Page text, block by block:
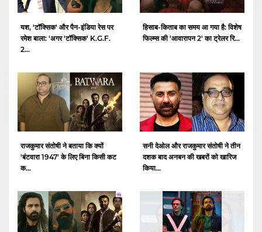
यश, 'टॉक्सिक' और पैन-इंडिया रेस पर
रमेश बाला: 'अगर 'टॉक्सिक' K.G.F.
2...
हिसाब-किताब का समय आ गया है: विशेष
फिल्म्स की 'आवारापन 2' का ट्रेलर रि...
राजकुमार संतोषी ने बताया कि क्यों
'बंटवारा 1947' के लिए बिना किसी कट
क...
सनी देओल और राजकुमार संतोषी ने तीन
दशक बाद अनबन की खबरों को खारिज
किया...